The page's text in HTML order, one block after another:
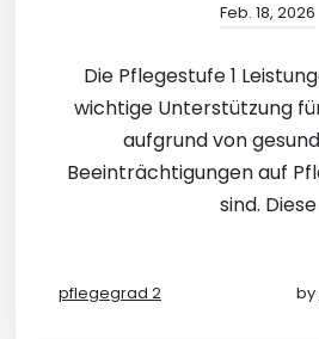
Feb. 18, 2026
Die Pflegestufe 1
wichtige Unterstützung
aufgrund von
Beeinträchtigungen auf
sind. Diese
pflegegrad 2 by